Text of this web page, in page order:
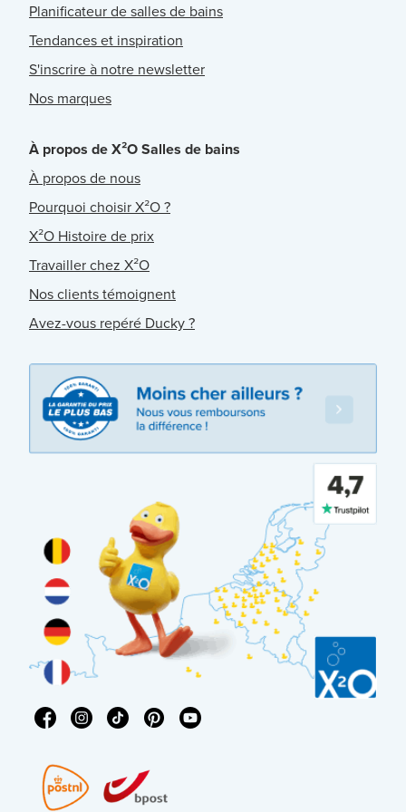
Planificateur de salles de bains
Tendances et inspiration
S'inscrire à notre newsletter
Nos marques
À propos de X²O Salles de bains
À propos de nous
Pourquoi choisir X²O ?
X²O Histoire de prix
Travailler chez X²O
Nos clients témoignent
Avez-vous repéré Ducky ?